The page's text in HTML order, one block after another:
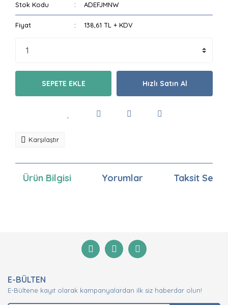
Stok Kodu ADEFJMNW
Fiyat 138,61 TL + KDV
SEPETE EKLE Hızlı Satın Al
Karşılaştır
Ürün Bilgisi Yorumlar Taksit
Yorum Yaz
Görüş ve önerileriniz için teşekkür ederiz.
Ürün açıklamasında eksik bilgiler bulunuyor.
Ürün bilgilerinde hatalar bulunuyor.
E-BÜLTEN
E-Bültene kayıt olarak kampanyalardan ilk siz haberdar olun!